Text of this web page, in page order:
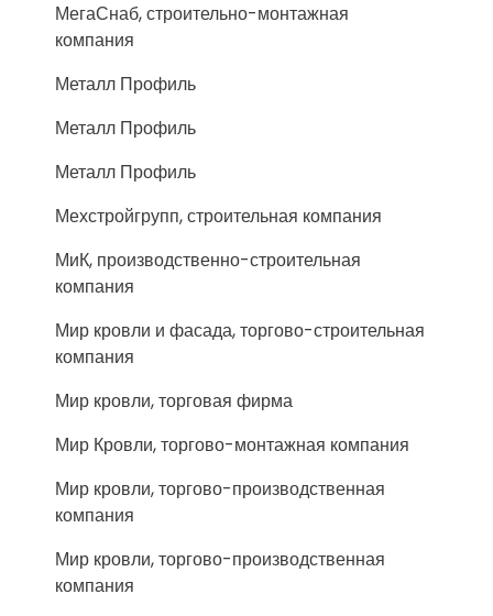
МегаСнаб, строительно-монтажная
компания
Металл Профиль
Металл Профиль
Металл Профиль
Мехстройгрупп, строительная компания
МиК, производственно-строительная
компания
Мир кровли и фасада, торгово-строительная
компания
Мир кровли, торговая фирма
Мир Кровли, торгово-монтажная компания
Мир кровли, торгово-производственная
компания
Мир кровли, торгово-производственная
компания